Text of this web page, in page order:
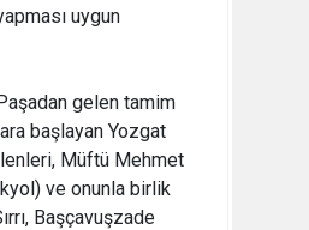
uygun
gelen tamim
başlayan Yozgat
Müftü Mehmet
ve onunla birlik
Başçavuşzade